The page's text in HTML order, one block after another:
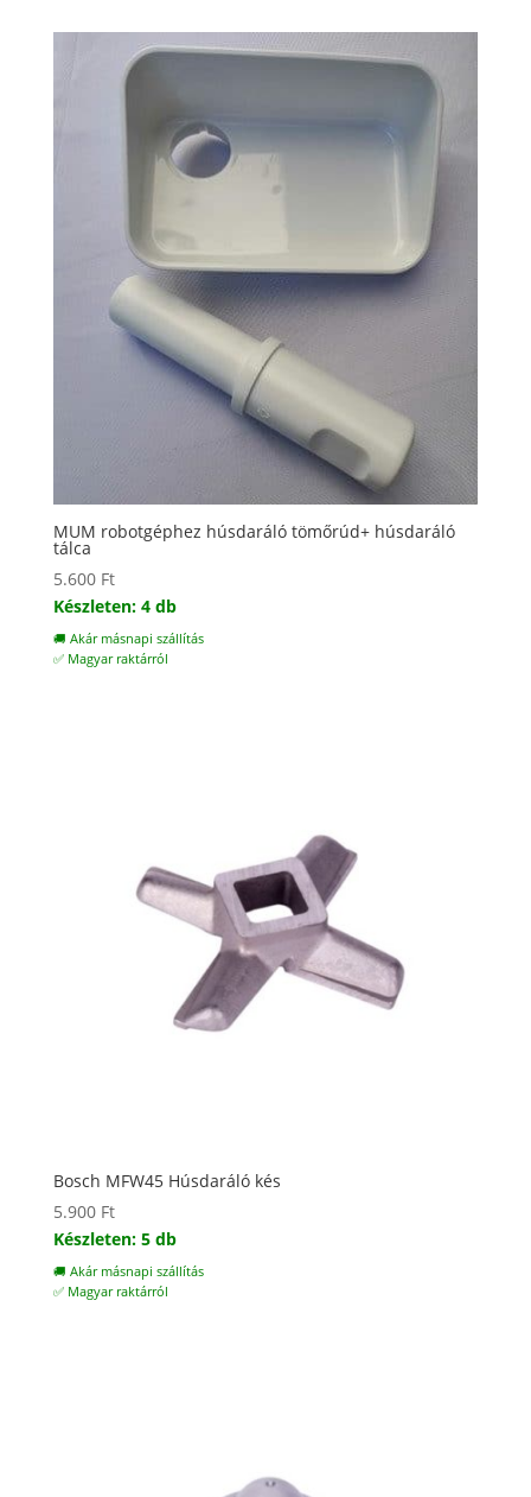
MUM robotgéphez húsdaráló tömőrúd+ húsdaráló
tálca
5.600 Ft
Készleten: 4 db
🚚 Akár másnapi szállítás
✅ Magyar raktárról
Bosch MFW45 Húsdaráló kés
5.900 Ft
Készleten: 5 db
🚚 Akár másnapi szállítás
✅ Magyar raktárról